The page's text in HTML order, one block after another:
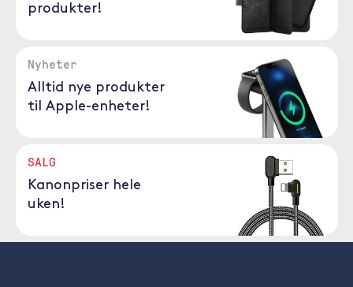
produkter!
Nyheter
Alltid nye produkter
til Apple-enheter!
SALG
Kanonpriser hele
uken!